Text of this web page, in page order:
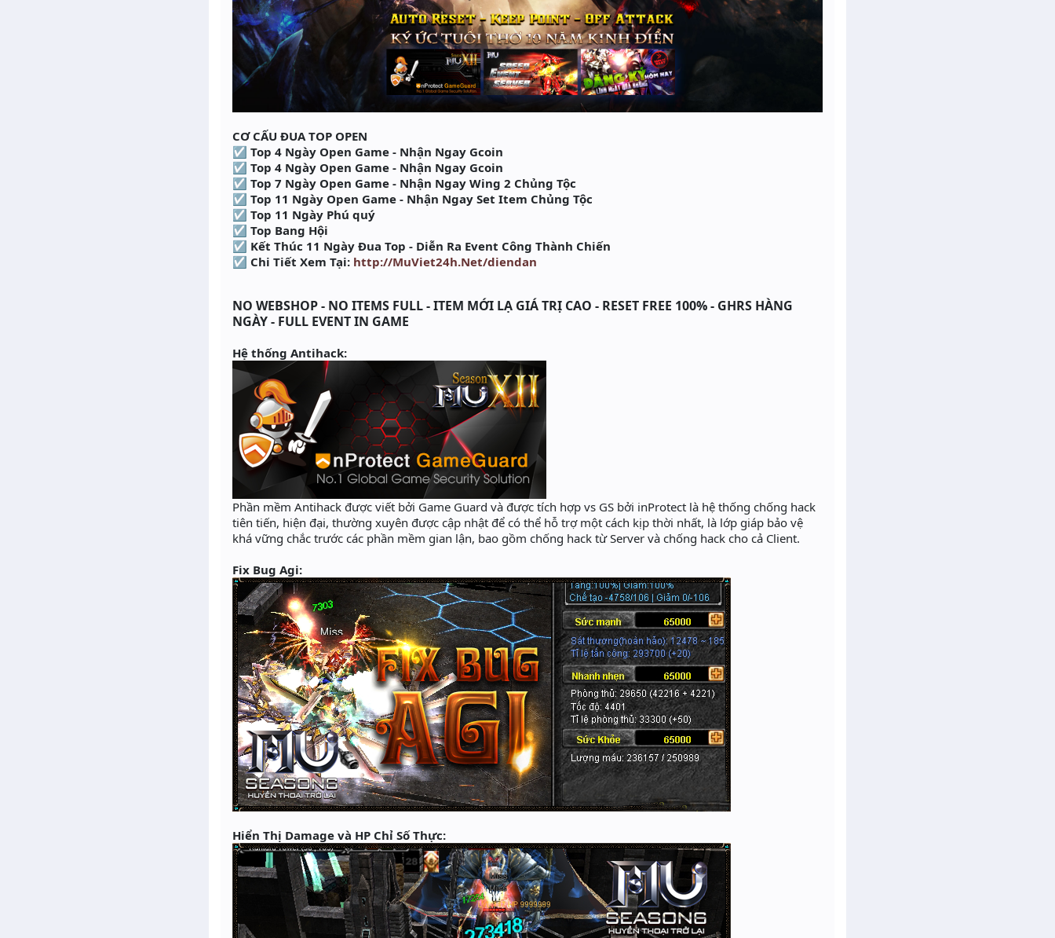
CƠ CẤU ĐUA TOP OPEN
☑ Top 4 Ngày Open Game - Nhận Ngay Gcoin
☑ Top 4 Ngày Open Game - Nhận Ngay Gcoin
☑ Top 7 Ngày Open Game - Nhận Ngay Wing 2 Chủng Tộc
☑ Top 11 Ngày Open Game - Nhận Ngay Set Item Chủng Tộc
☑ Top 11 Ngày Phú quý
☑ Top Bang Hội
☑ Kết Thúc 11 Ngày Đua Top - Diễn Ra Event Công Thành Chiến
☑ Chi Tiết Xem Tại: http://MuViet24h.Net/diendan
NO WEBSHOP - NO ITEMS FULL - ITEM MỚI LẠ GIÁ TRỊ CAO - RESET FREE 100% - GHRS HÀNG
NGÀY - FULL EVENT IN GAME
Hệ thống Antihack:
Phần mềm Antihack được viết bởi Game Guard và được tích hợp vs GS bởi inProtect là hệ thống chống hack
tiên tiến, hiện đại, thường xuyên được cập nhật để có thể hỗ trợ một cách kịp thời nhất, là lớp giáp bảo vệ
khá vững chắc trước các phần mềm gian lận, bao gồm chống hack từ Server và chống hack cho cả Client.
Fix Bug Agi:
Hiển Thị Damage và HP Chỉ Số Thực: